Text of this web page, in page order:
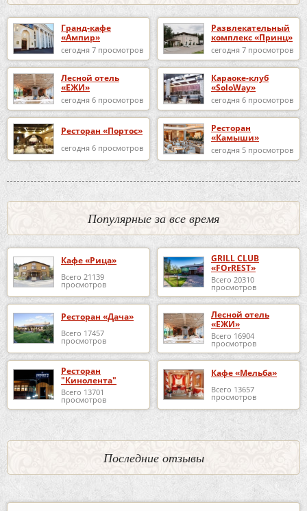
Гранд-кафе
«Ампир»
сегодня 7 просмотров
Развлекательный
комплекс «Принц»
сегодня 7 просмотров
Лесной отель
«ЕЖИ»
сегодня 6 просмотров
Караоке-клуб
«SoloWay»
сегодня 6 просмотров
Ресторан «Портос»
сегодня 6 просмотров
Ресторан
«Камыши»
сегодня 5 просмотров
Популярные за все время
Кафе «Рица»
Всего 21139
просмотров
GRILL CLUB
«FOrREST»
Всего 20310
просмотров
Ресторан «Дача»
Всего 17457
просмотров
Лесной отель
«ЕЖИ»
Всего 16904
просмотров
Ресторан
"Кинолента"
Всего 13701
просмотров
Кафе «Мельба»
Всего 13657
просмотров
Последние отзывы